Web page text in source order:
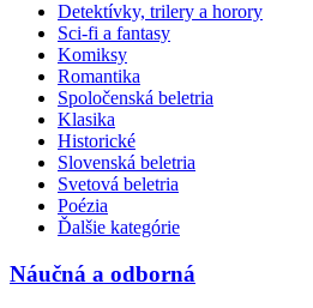
Detektívky, trilery a horory
Sci-fi a fantasy
Komiksy
Romantika
Spoločenská beletria
Klasika
Historické
Slovenská beletria
Svetová beletria
Poézia
Ďalšie kategórie
Náučná a odborná